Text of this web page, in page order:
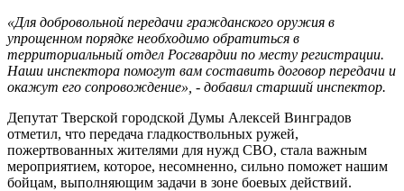
«Для добровольной передачи гражданского оружия в
упрощенном порядке необходимо обратиться в
территориальный отдел Росгвардии по месту регистрации.
Наши инспектора помогут вам составить договор передачи и
окажут его сопровождение», - добавил старший инспектор.
Депутат Тверской городской Думы Алексей Винградов
отметил, что передача гладкоствольных ружей,
пожертвованных жителями для нужд СВО, стала важным
мероприятием, которое, несомненно, сильно поможет нашим
бойцам, выполняющим задачи в зоне боевых действий.